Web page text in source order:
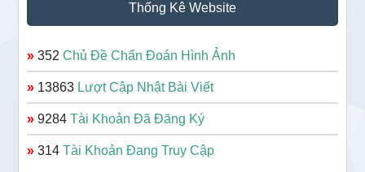
Thống Kê Website
» 352Chủ Đề Chẩn Đoán Hình Ảnh
» 13863 Lượt Cập Nhật Bài Viết
» 9284Tài Khoản Đã Đăng Ký
» 314Tài Khoản Đang Truy Cập